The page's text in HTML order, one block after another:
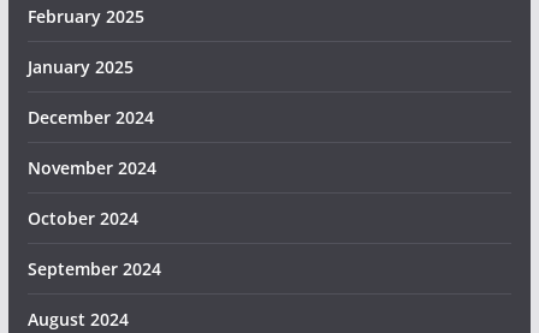
February 2025
January 2025
December 2024
November 2024
October 2024
September 2024
August 2024